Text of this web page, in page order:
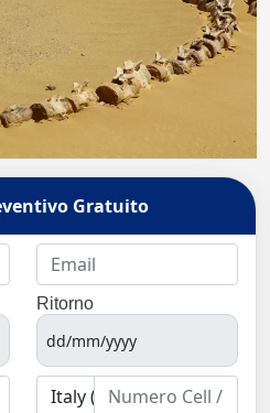
Gratuito
Ritorno